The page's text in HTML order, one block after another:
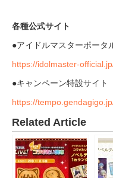
各種公式サイト
●アイドルマスターポータ
https://idolmaster-
●キャンペーン特設サイト
https://
Related Article